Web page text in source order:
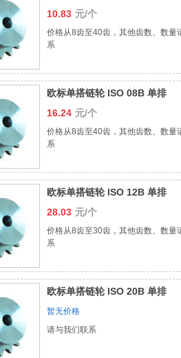
10.83 元/个
价格从8齿至40齿，其他齿数、数量
系
欧标单搭链轮 ISO 08B 单排
16.24 元/个
价格从8齿至40齿，其他齿数、数量
系
欧标单搭链轮 ISO 12B 单排
28.03 元/个
价格从8齿至30齿，其他齿数、数量
系
欧标单搭链轮 ISO 20B 单排
暂无价格
请与我们联系